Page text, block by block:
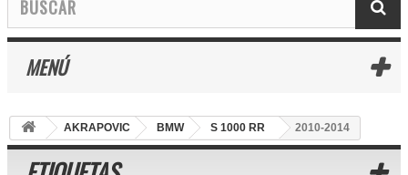
MENÚ
AKRAPOVIC BMW S 1000 RR 2010-2014